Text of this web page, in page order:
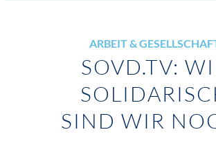
ARBEIT &
SOVD.TV:
SIND WIR